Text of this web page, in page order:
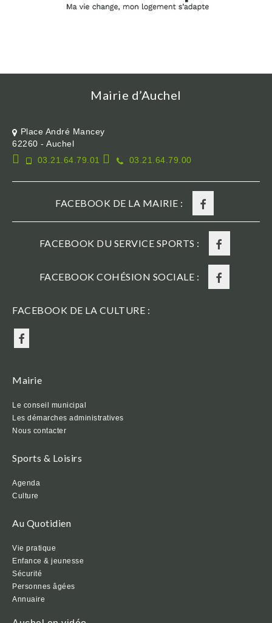
Mairie d’Auchel
Place André Mancey
62260 - Auchel
03.21.64.79.01
03.21.64.79.00
FACEBOOK DE LA MAIRIE :
FACEBOOK DU SERVICE SPORTS :
FACEBOOK COHÉSION SOCIALE :
FACEBOOK DE LA CULTURE :
Mairie
Le conseil municipal
Les démarches administratives
Nous contacter
Sports & Loisirs
Agenda
Culture
Au Quotidien
Vie pratique
Enfance & jeunesse
Sécurité
Personnes âgées
Annuaire